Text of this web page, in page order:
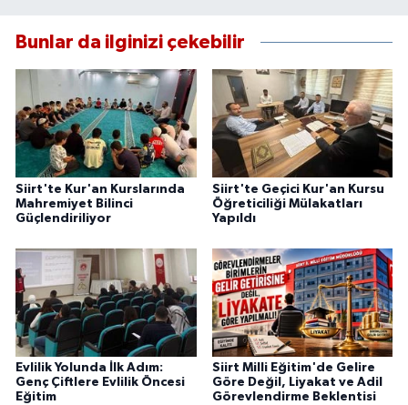
Bunlar da ilginizi çekebilir
Siirt'te Kur'an Kurslarında
Mahremiyet Bilinci
Güçlendiriliyor
Siirt'te Geçici Kur'an Kursu
Öğreticiliği Mülakatları
Yapıldı
Evlilik Yolunda İlk Adım:
Genç Çiftlere Evlilik Öncesi
Eğitim
Siirt Milli Eğitim'de Gelire
Göre Değil, Liyakat ve Adil
Görevlendirme Beklentisi